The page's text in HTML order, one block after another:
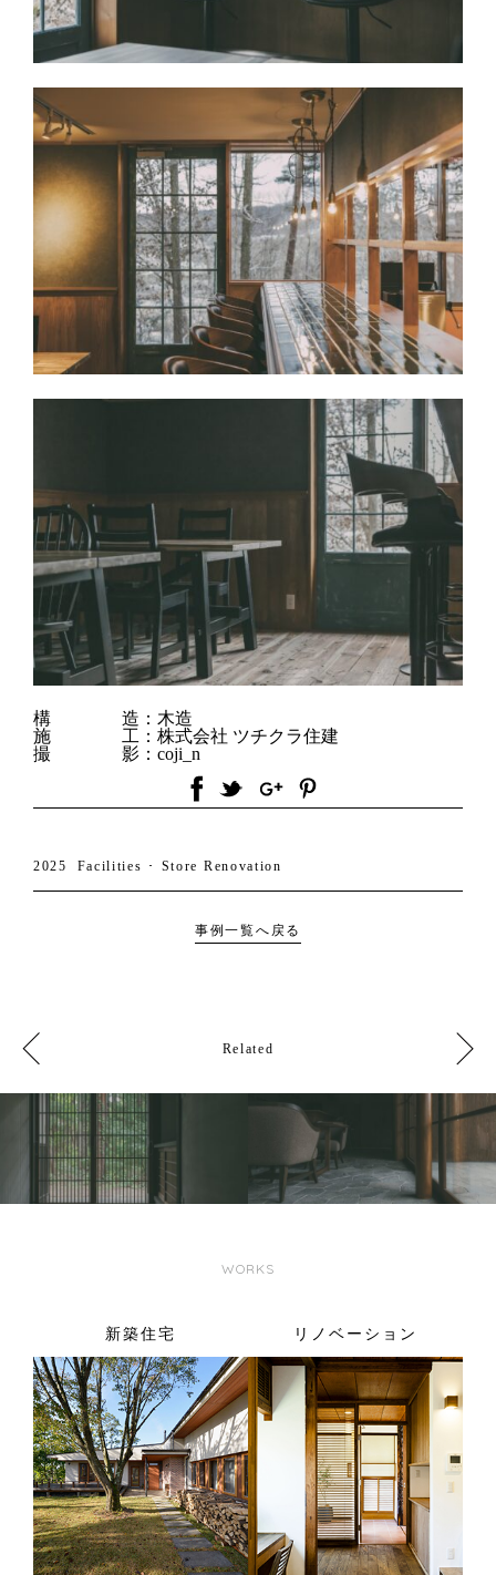
構 造： 木造
施 工： 株式会社 ツチクラ住建
撮 影： coji_n
2025 Facilities ･ Store Renovation
事例一覧へ戻る
Related
WORKS
新築住宅 リノベーション